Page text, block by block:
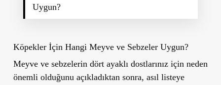
Uygun?
Köpekler İçin Hangi Meyve ve Sebzeler Uygun?
Meyve ve sebzelerin dört ayaklı dostlarınız için neden
önemli olduğunu açıkladıktan sonra, asıl listeye